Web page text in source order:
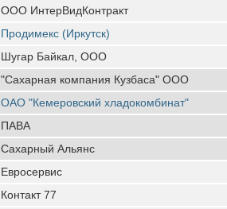
ООО ИнтерВидКонтракт
Продимекс (Иркутск)
Шугар Байкал, ООО
"Сахарная компания Кузбаса" ООО
ОАО "Кемеровский хладокомбинат"
ПАВА
Сахарный Альянс
Евросервис
Контакт 77